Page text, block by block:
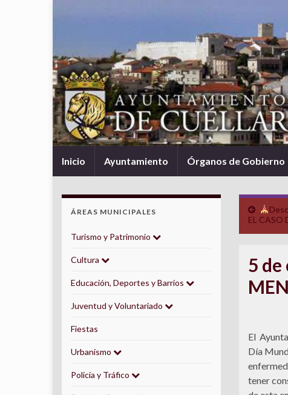
Inicio Ayuntamiento Órganos de Gobierno
EL CASO
5
El
Día
tener
ÁREAS MUNICIPALES
Turismo y Patrimonio
Cultura
Educación, Deportes y Barrios
Juventud y Voluntariado
Fiestas
Urbanismo
Policía y Tráfico